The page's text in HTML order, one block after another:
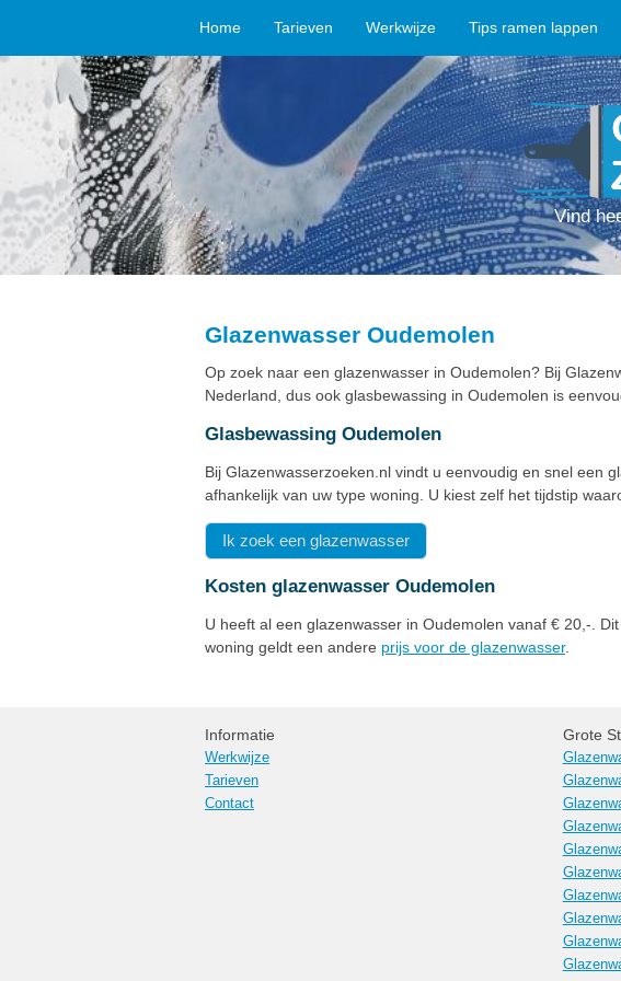
Home Tarieven Werkwijze Tips ramen lappen
Vind
Glazenwasser Oudemolen
Op zoek naar een glazenwasser in Oudemolen? Bij
Nederland, dus ook glasbewassing in Oudemolen is
Glasbewassing Oudemolen
Bij Glazenwasserzoeken.nl vindt u eenvoudig en snel een
afhankelijk van uw type woning. U kiest zelf het tijdstip
Ik zoek een glazenwasser
Kosten glazenwasser Oudemolen
U heeft al een glazenwasser in Oudemolen vanaf € 20,-.
woning geldt een andere prijs voor de glazenwasser.
Informatie
Werkwijze
Tarieven
Contact
Grote